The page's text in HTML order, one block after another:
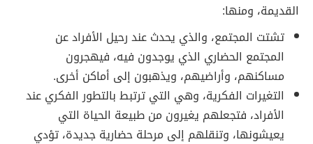
القديمة، ومنها:
تشتت المجتمع، والذي يحدث عند رحيل الأفراد عن
المجتمع الحضاري الذي يوجدون فيه، فيهجرون
مساكنهم، وأراضيهم، ويذهبون إلى أماكن أخرى.
التغيرات الفكرية، وهي التي ترتبط بالتطور الفكري عند
الأفراد، فتجعلهم يغيرون من طبيعة الحياة التي
يعيشونها، وتنقلهم إلى مرحلة حضارية جديدة، تؤدي